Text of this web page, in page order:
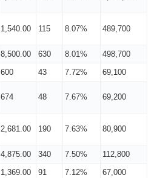
1,540.00 115 8.07% 489,700
8,500.00 630 8.01%
498,700
600 43 7.72% 69,100
674 48 7.67% 69,200
2,681.00 190 7.63% 80,900
4,875.00 340 7.50%
112,800
1,369.00 91 7.12% 67,000